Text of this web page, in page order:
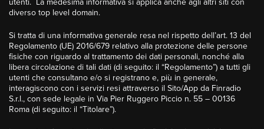
utenti. La medesima informativa si applica anche agli altri siti con
diverso top level domain.
Si tratta di una informativa generale resa nel rispetto dell’art. 13 del
Regolamento (UE) 2016/679 relativo alla protezione delle persone
fisiche con riguardo al trattamento dei dati personali, nonché alla
libera circolazione di tali dati (di seguito: il “Regolamento”) a tutti gli
utenti che consultano e/o si registrano e, più in generale,
interagiscono con i servizi resi attraverso il Sito/App da Finradio
S.r.l., con sede legale in Via Pier Ruggero Piccio n. 55 – 00136
Roma (di seguito: il “Titolare”).